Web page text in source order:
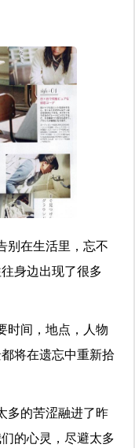
别在生活里，忘不
身边出现了很多
时间，地点，人物
将在遗忘中重新拾
多的苦涩融进了昨
的心灵，尽避太多